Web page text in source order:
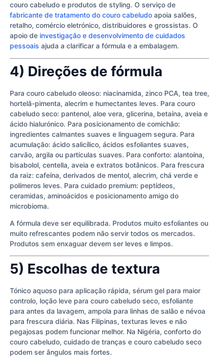
couro cabeludo e produtos de styling. O serviço de
fabricante de tratamento do couro cabeludo apoia salões,
retalho, comércio eletrónico, distribuidores e grossistas. O
apoio de investigação e desenvolvimento de cuidados
pessoais ajuda a clarificar a fórmula e a embalagem.
4) Direções de fórmula
Para couro cabeludo oleoso: niacinamida, zinco PCA, tea tree,
hortelã-pimenta, alecrim e humectantes leves. Para couro
cabeludo seco: pantenol, aloe vera, glicerina, betaína, aveia e
ácido hialurónico. Para posicionamento de comichão:
ingredientes calmantes suaves e linguagem segura. Para
acumulação: ácido salicílico, ácidos esfoliantes suaves,
carvão, argila ou partículas suaves. Para conforto: alantoína,
bisabolol, centella, aveia e extratos botânicos. Para frescura
da raiz: cafeína, derivados de mentol, alecrim, chá verde e
polímeros leves. Para cuidado premium: peptídeos,
ceramidas, aminoácidos e posicionamento amigo do
microbioma.
A fórmula deve ser equilibrada. Produtos muito esfoliantes ou
muito refrescantes podem não servir todos os mercados.
Produtos sem enxaguar devem ser leves e limpos.
5) Escolhas de textura
Tónico aquoso para aplicação rápida, sérum gel para maior
controlo, loção leve para couro cabeludo seco, esfoliante
para antes da lavagem, ampola para linhas de salão e névoa
para frescura diária. Nas Filipinas, texturas leves e não
pegajosas podem funcionar melhor. Na Nigéria, conforto do
couro cabeludo, cuidado de tranças e couro cabeludo seco
podem ser ângulos mais fortes.